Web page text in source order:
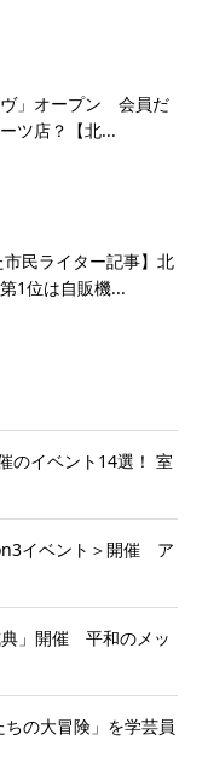
ヴ」オープン 会員だ
ツ店？【北...
市民ライター記事】北
1位は自販機...
のイベント14選！ 室
イベント＞開催 ア
典」開催 平和のメッ
の大冒険」を学芸員